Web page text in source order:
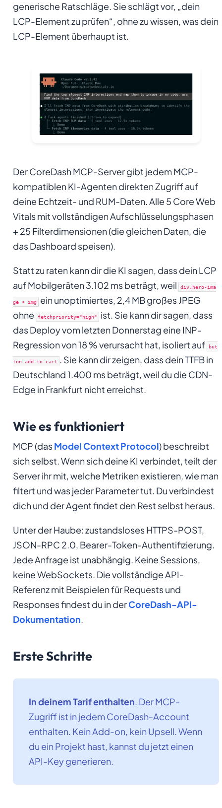
generische Ratschläge. Sie schlägt vor, „dein
LCP-Element zu prüfen“, ohne zu wissen, was dein
LCP-Element überhaupt ist.
Der CoreDash MCP-Server gibt jedem MCP-
kompatiblen KI-Agenten direkten Zugriff auf
deine Echtzeit- und RUM-Daten. Alle 5 Core Web
Vitals mit vollständigen Aufschlüsselungsphasen
+ 25 Filterdimensionen (die gleichen Daten, die
das Dashboard speisen).
Statt zu raten kann dir die KI sagen, dass dein LCP
auf Mobilgeräten 3.102 ms beträgt, weil
div.hero-ima
ge > img ein unoptimiertes, 2,4 MB großes JPEG
ohne
fetchpriority="high" ist. Sie kann dir sagen, dass
das Deploy vom letzten Donnerstag eine INP-
Regression von 18 % verursacht hat, isoliert auf
but
ton.add-to-cart . Sie kann dir zeigen, dass dein TTFB in
Deutschland 1.400 ms beträgt, weil du die CDN-
Edge in Frankfurt nicht erreichst.
Wie es funktioniert
MCP (dasModel Context Protocol) beschreibt
sich selbst. Wenn sich deine KI verbindet, teilt der
Server ihr mit, welche Metriken existieren, wie man
filtert und was jeder Parameter tut. Du verbindest
dich und der Agent findet den Rest selbst heraus.
Unter der Haube: zustandsloses HTTPS-POST,
JSON-RPC 2.0, Bearer-Token-Authentifizierung.
Jede Anfrage ist unabhängig. Keine Sessions,
keine WebSockets. Die vollständige API-
Referenz mit Beispielen für Requests und
Responses findest du in derCoreDash-API-
Dokumentation.
Erste Schritte
In deinem Tarif enthalten. Der MCP-
Zugriff ist in jedem CoreDash-Account
enthalten. Kein Add-on, kein Upsell. Wenn
du ein Projekt hast, kannst du jetzt einen
API-Key generieren.